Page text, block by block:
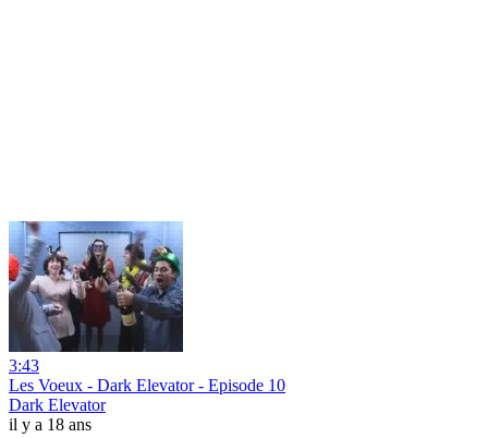
3:43
Les Voeux - Dark Elevator - Episode 10
Dark Elevator
il y a 18 ans